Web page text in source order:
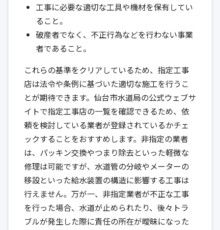
工事に必要な適切な工具や機材を保有してい
ること。
破産者でなく、不正行為などを行わない事業
者であること。
これらの基準をクリアしているため、指定工事
店は法令や条例に基づいた適切な施工を行うこ
とが期待できます。仙台市水道局の公式ウェブサ
イトで指定工事店の一覧を確認できるため、依
頼を検討している業者が登録されているかチェ
ックすることをおすすめします。非指定の業者
は、パッキン交換やつまり除去といった軽微な
修理は可能ですが、水道管の分岐やメーターの
移設といった給水装置の構造に影響する工事は
行えません。万が一、非指定業者が不正な工事
を行った場合、水道が止められたり、後々トラ
ブルが発生した際に責任の所在が曖昧になった